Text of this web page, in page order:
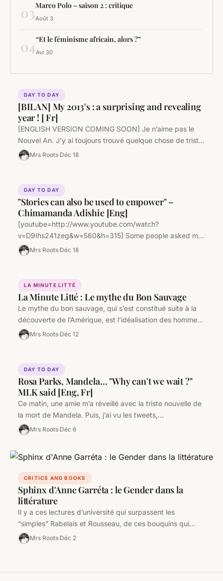
03Marco Polo – saison 2 : critique
Août 3
04“Et le féminisme africain, alors ?”
Avr 30
DAY TO DAY
[BILAN] My 2013's : a surprising and revealing
year ! [ Fr]
[ENGLISH VERSION COMING SOON] Je n’aime pas le
Nouvel An. J’y ai toujours trouvé quelque chose de triste,
quand bien…
Mrs Roots Déc 18
DAY TO DAY
"Stories can also be used to empower" –
Chimamanda Adishie [Eng]
[youtube=http://www.youtube.com/watch?
v=D9Ihs241zeg&w=560&h=315] Some people asked me
about my religion, my origins, my social and political
beliefs, my… This list is endless.…
Mrs Roots Déc 18
LA MINUTE LITTÉ
La Minute Litté : Le mythe du Bon Sauvage
Le mythe du bon sauvage, qui s’est constitué suite à la
découverte de l’Amérique, est l’idéalisation des hommes
vivant en…
Mrs Roots Déc 12
DAY TO DAY
Rosa Parks, Mandela… "Why can't we wait ?"
MLK said [Eng, Fr]
Ce matin, une amie m’a réveillé avec la triste nouvelle de
la mort de Mandela. Puis, j’ai vu les tweets,…
Mrs Roots Déc 6
CRITICS AND BOOKS
Sphinx d'Anne Garréta : le Gender dans la
littérature
Il y a ces lectures d’université qui surpassent les
“simples” Rabelais et Rousseau, de ces bouquins qui
vous tombent entre…
Mrs Roots Déc 2